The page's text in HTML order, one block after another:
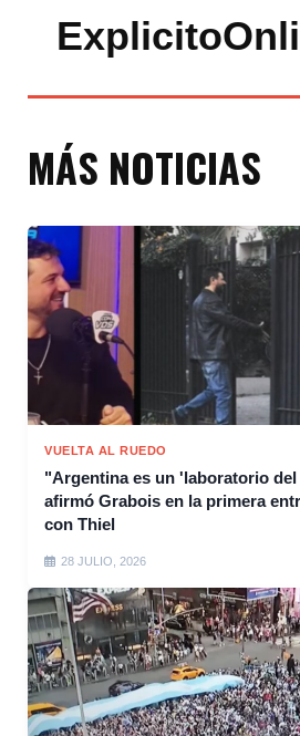
MÁS NOTICIAS
VUELTA AL RUEDO
"Argentina es un 'laboratorio
afirmó Grabois en la primera
con Thiel
28 JULIO, 2026